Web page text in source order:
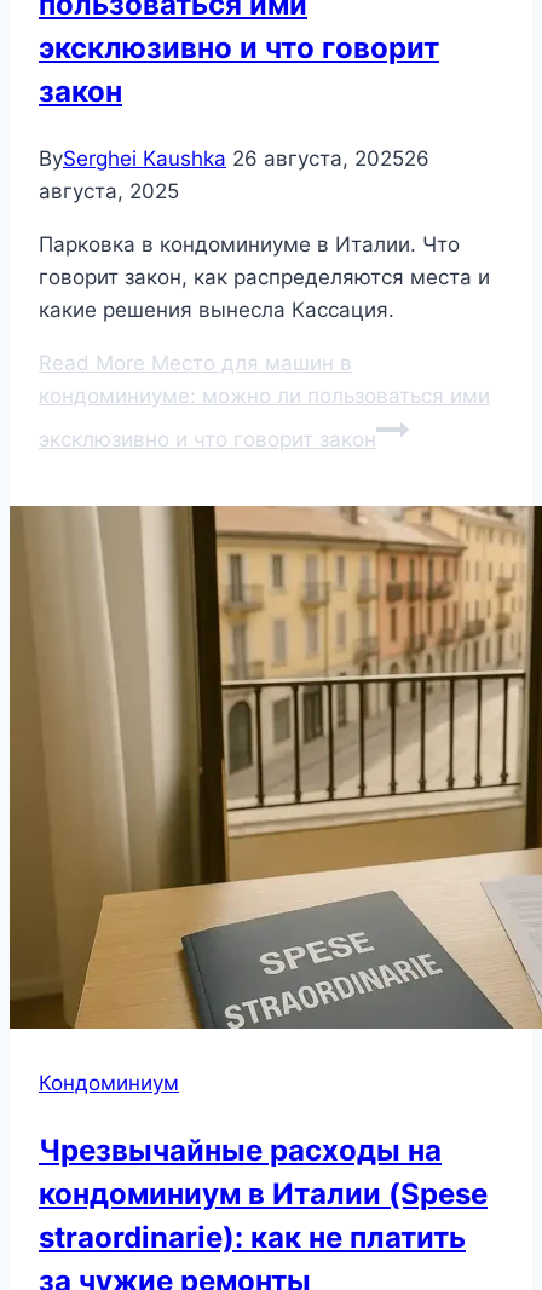
эксклюзивно и что говорит
закон
BySerghei Kaushka 26 августа, 202526
августа, 2025
Парковка в кондоминиуме в Италии. Что
говорит закон, как распределяются места и
какие решения вынесла Кассация.
Read More Место для машин в
кондоминиуме: можно ли пользоваться ими
эксклюзивно и что говорит закон
Кондоминиум
Чрезвычайные расходы на
кондоминиум в Италии (Spese
straordinarie): как не платить
за чужие ремонты